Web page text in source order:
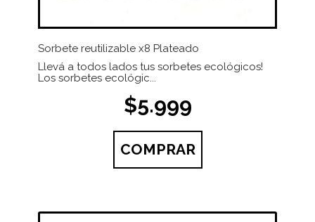
Sorbete reutilizable x8 Plateado
Llevá a todos lados tus sorbetes ecológicos!
Los sorbetes ecológic...
$5.999
COMPRAR